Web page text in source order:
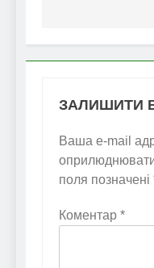
ЗАЛИШИТИ
Ваша e-mail
поля позначені
Коментар *